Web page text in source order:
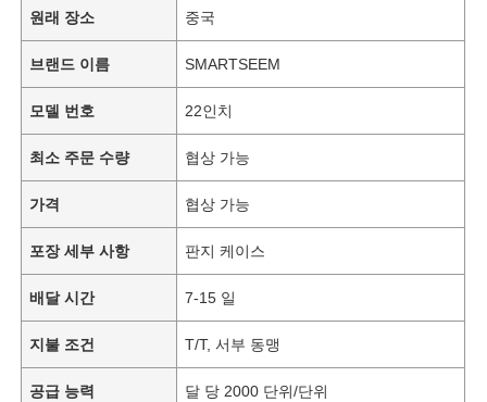
원래 장소 중국
브랜드 이름 SMARTSEEM
모델 번호 22인치
최소 주문 수량 협상 가능
가격 협상 가능
포장 세부 사항 판지 케이스
배달 시간 7-15 일
지불 조건 T/T, 서부 동맹
공급 능력 달 당 2000 단위/단위